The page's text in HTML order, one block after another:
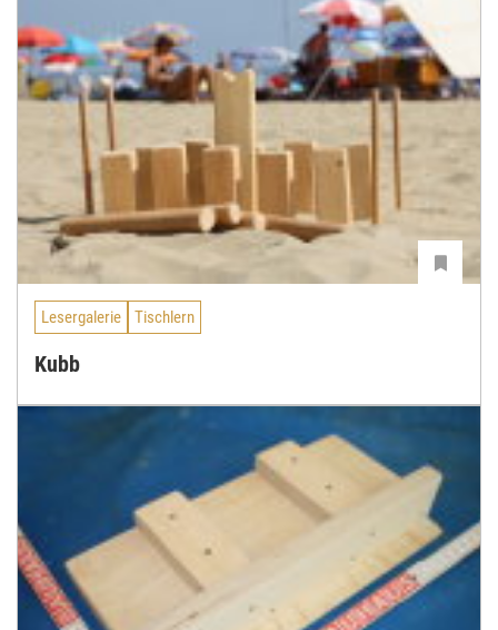
Lesergalerie Tischlern
Kubb